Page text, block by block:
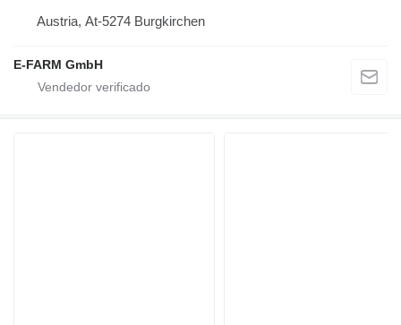
Austria, At-5274 Burgkirchen
E-FARM GmbH